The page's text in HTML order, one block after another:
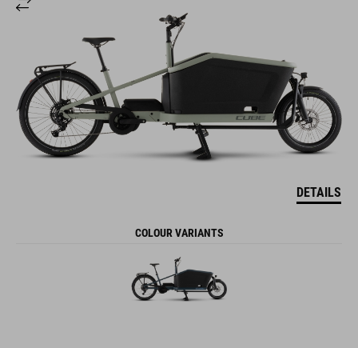
DETAILS
COLOUR VARIANTS